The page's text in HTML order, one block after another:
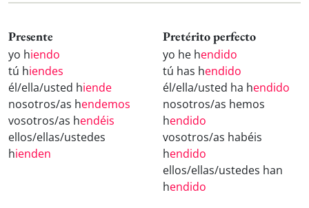
Presente
yo hiendo
tú hiendes
él/ella/usted hiende
nosotros/as hendemos
vosotros/as hendéis
ellos/ellas/ustedes
hienden
Pretérito perfecto
yo he hendido
tú has hendido
él/ella/usted ha hendido
nosotros/as hemos
hendido
vosotros/as habéis
hendido
ellos/ellas/ustedes han
hendido